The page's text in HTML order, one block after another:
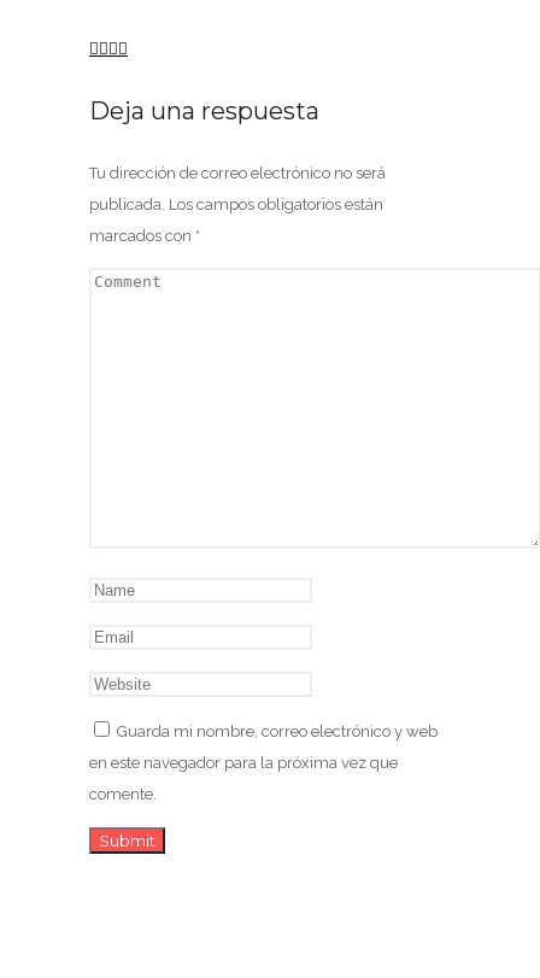
Deja una respuesta
Tu dirección de correo electrónico no será
publicada. Los campos obligatorios están
marcados con *
Guarda mi nombre, correo electrónico y web
en este navegador para la próxima vez que
comente.